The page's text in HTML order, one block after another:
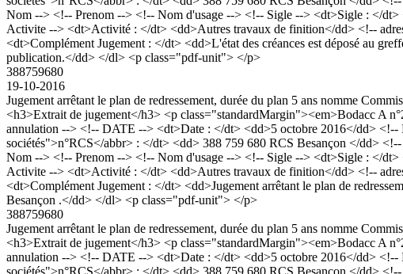
Nom --> <!-- Prenom --> <!-- Nom d'usage --> <!-- Sigle --> <dt>Sigle : </
Activite --> <dt>Activité : </dt> <dd>Autres travaux de finition</dd> <!--
<dt>Complément Jugement : </dt> <dd>L'état des créances est déposé au
publication.</dd> </dl> <p class="pdf-unit"> </p>
388759680
19-10-2016
Jugement arrêtant le plan de redressement, durée du plan 5 ans nomme
<h3>Extrait de jugement</h3> <p class="standardMargin"><em>Bodacc A
annulation --> <!-- DATE --> <dt>Date : </dt> <dd>5 octobre 2016</dd>
sociétés">n°RCS</abbr> : </dt> <dd> 388 759 680 RCS Besançon </
Nom --> <!-- Prenom --> <!-- Nom d'usage --> <!-- Sigle --> <dt>Sigle : </
Activite --> <dt>Activité : </dt> <dd>Autres travaux de finition</dd> <!--
<dt>Complément Jugement : </dt> <dd>Jugement arrêtant le plan de
Besançon .</dd> </dl> <p class="pdf-unit"> </p>
388759680
Jugement arrêtant le plan de redressement, durée du plan 5 ans nomme
<h3>Extrait de jugement</h3> <p class="standardMargin"><em>Bodacc A
annulation --> <!-- DATE --> <dt>Date : </dt> <dd>5 octobre 2016</dd>
sociétés">n°RCS</abbr> : </dt> <dd> 388 759 680 RCS Besançon </